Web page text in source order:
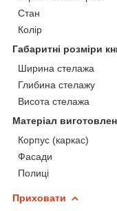
Стан
Колір
Габаритні розміри
Ширина стелажа
Глибина стелажу
Висота стелажа
Матеріал
Корпус (каркас)
Фасади
Полиці
Приховати